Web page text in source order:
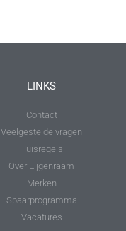
LINKS
Contact
Veelgestelde vragen
Huisregels
Over Eijgenraam
Merken
Spaarprogramma
Vacatures